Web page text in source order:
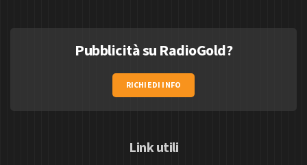
Pubblicità su RadioGold?
RICHIEDI INFO
Link utili